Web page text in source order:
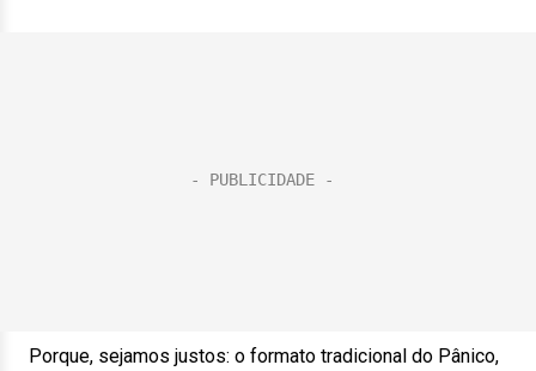
Porque, sejamos justos: o formato tradicional do Pânico,